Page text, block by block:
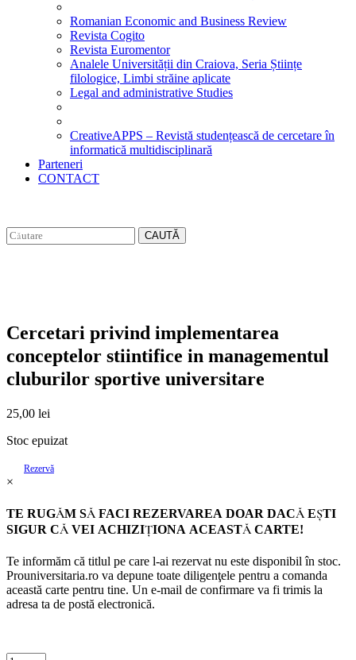
Romanian Economic and Business Review
Revista Cogito
Revista Euromentor
Analele Universității din Craiova, Seria Științe
filologice, Limbi străine aplicate
Legal and administrative Studies
CreativeAPPS – Revistă studențească de cercetare în
informatică multidisciplinară
Parteneri
CONTACT
CAUTĂ
Cercetari privind implementarea
conceptelor stiintifice in managementul
cluburilor sportive universitare
25,00 lei
Stoc epuizat
Rezervă
×
TE RUGĂM SĂ FACI REZERVAREA DOAR DACĂ EŞTI
SIGUR CĂ VEI ACHIZIŢIONA ACEASTĂ CARTE!
Te informăm că titlul pe care l-ai rezervat nu este disponibil în stoc.
Prouniversitaria.ro va depune toate diligenţele pentru a comanda
această carte pentru tine. Un e-mail de confirmare va fi trimis la
adresa ta de postă electronică.